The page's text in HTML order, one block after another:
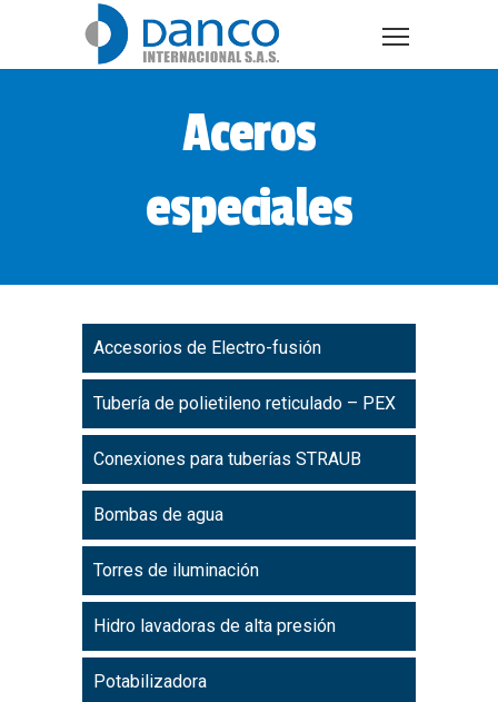
Aceros
especiales
Accesorios de Electro-fusión
Tubería de polietileno reticulado – PEX
Conexiones para tuberías STRAUB
Bombas de agua
Torres de iluminación
Hidro lavadoras de alta presión
Potabilizadora